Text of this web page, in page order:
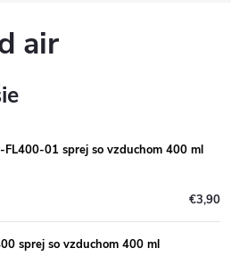
air
01 sprej so vzduchom 400 ml
€3,90
sprej so vzduchom 400 ml